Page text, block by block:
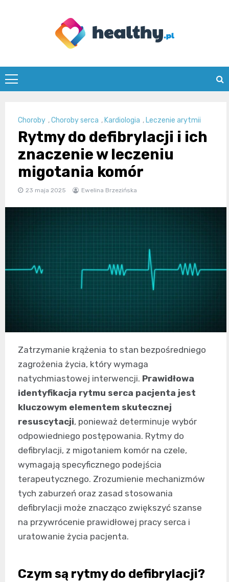
healthy.pl
Choroby ,Choroby serca ,Kardiologia ,Leczenie arytmii
Rytmy do defibrylacji i ich
znaczenie w leczeniu
migotania komór
23 maja 2025 Ewelina Brzezińska
Zatrzymanie krążenia to stan bezpośredniego
zagrożenia życia, który wymaga
natychmiastowej interwencji. Prawidłowa
identyfikacja rytmu serca pacjenta jest
kluczowym elementem skutecznej
resuscytacji, ponieważ determinuje wybór
odpowiedniego postępowania. Rytmy do
defibrylacji, z migotaniem komór na czele,
wymagają specyficznego podejścia
terapeutycznego. Zrozumienie mechanizmów
tych zaburzeń oraz zasad stosowania
defibrylacji może znacząco zwiększyć szanse
na przywrócenie prawidłowej pracy serca i
uratowanie życia pacjenta.
Czym są rytmy do defibrylacji?